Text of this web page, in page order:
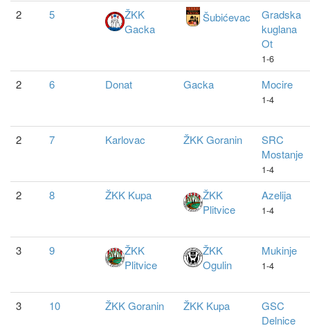
2 5
ŽKK
Gacka
Šubićevac
Gradska
kuglana
Ot
1-6
2 6 Donat Gacka Mocire
1-4
2 7 Karlovac ŽKK Goranin
SRC
Mostanje
1-4
2 8 ŽKK Kupa
ŽKK
Plitvice
Azelija
1-4
3 9
ŽKK
Plitvice
ŽKK
Ogulin
Mukinje
1-4
3 10 ŽKK Goranin ŽKK Kupa
GSC
Delnice